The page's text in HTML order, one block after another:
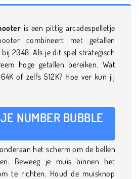
is een pittig arcadespelletje
combineert met getallen
bij 2048. Als je dit spel strategisch
hoge getallen bereiken. Wat
of zelfs 512K? Hoe ver kun jij
NUMBER BUBBLE
het scherm om de bellen
Beweeg je muis binnen het
te richten. Houd de muisknop